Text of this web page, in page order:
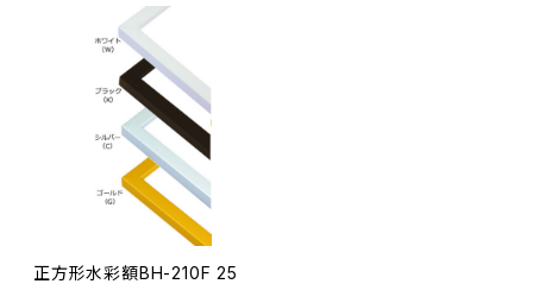
正方形水彩額BH-210F 25